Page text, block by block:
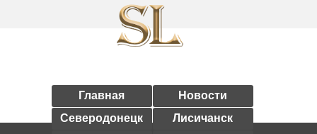
Главная
Новости
Северодонецк
Лисичанск